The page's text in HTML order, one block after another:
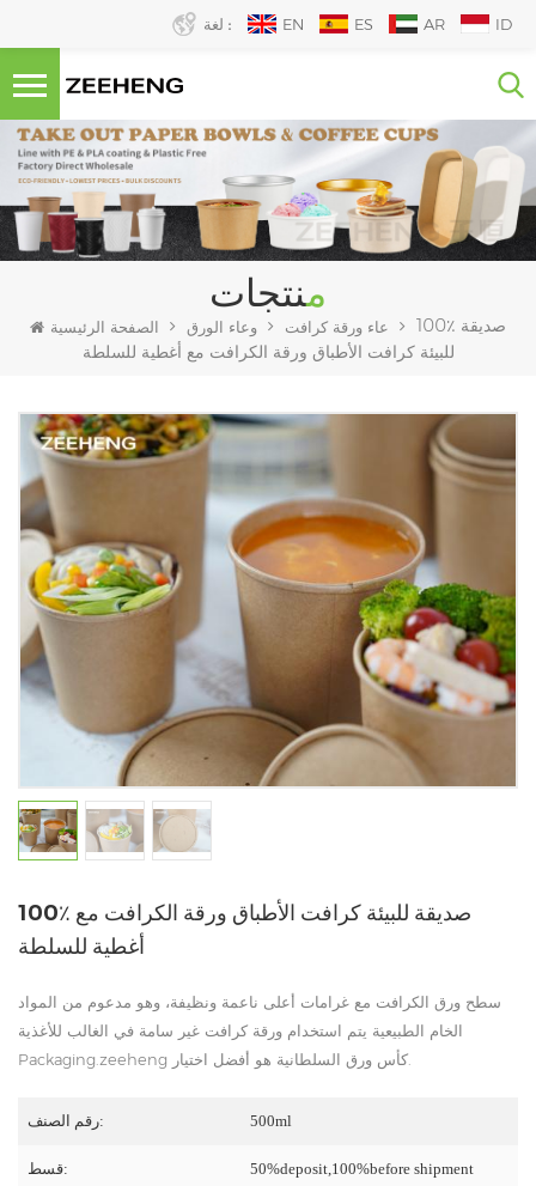
لغة : EN ES AR ID
منتجات
الصفحة الرئيسية وعاء الورق عاء ورقة كرافت
100٪ صديقة
للبيئة كرافت الأطباق ورقة الكرافت مع أغطية للسلطة
100٪ صديقة للبيئة كرافت الأطباق ورقة الكرافت مع
أغطية للسلطة
سطح ورق الكرافت مع غرامات أعلى ناعمة ونظيفة، وهو مدعوم من المواد
الخام الطبيعية يتم استخدام ورقة كرافت غير سامة في الغالب للأغذية
Packaging.zeeheng
رقم الصنف: 500ml
قسط: 50%deposit,100%before shipment